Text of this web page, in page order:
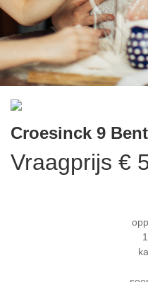
Croesinck 9
Vraagprijs €